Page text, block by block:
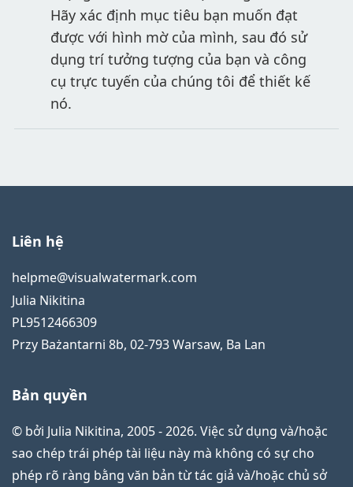
Hãy xác định mục tiêu bạn muốn đạt
được với hình mờ của mình, sau đó sử
dụng trí tưởng tượng của bạn và công
cụ trực tuyến của chúng tôi để thiết kế
nó.
Liên hệ
helpme@visualwatermark.com
Julia Nikitina
PL9512466309
Przy Bażantarni 8b, 02-793Warsaw, Ba Lan
Bản quyền
© bởi Julia Nikitina, 2005 - 2026. Việc sử dụng và/hoặc
sao chép trái phép tài liệu này mà không có sự cho
phép rõ ràng bằng văn bản từ tác giả và/hoặc chủ sở